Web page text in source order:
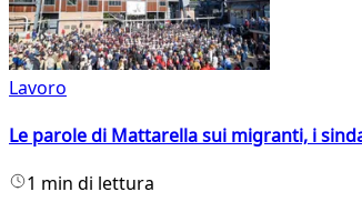
Lavoro
Le parole di Mattarella sui migranti, i
1 min di lettura